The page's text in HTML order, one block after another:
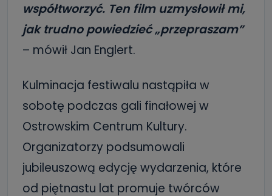
współtworzyć. Ten film uzmysłowił mi,
jak trudno powiedzieć „przepraszam”
– mówił Jan Englert.
Kulminacja festiwalu nastąpiła w
sobotę podczas gali finałowej w
Ostrowskim Centrum Kultury.
Organizatorzy podsumowali
jubileuszową edycję wydarzenia, które
od piętnastu lat promuje twórców